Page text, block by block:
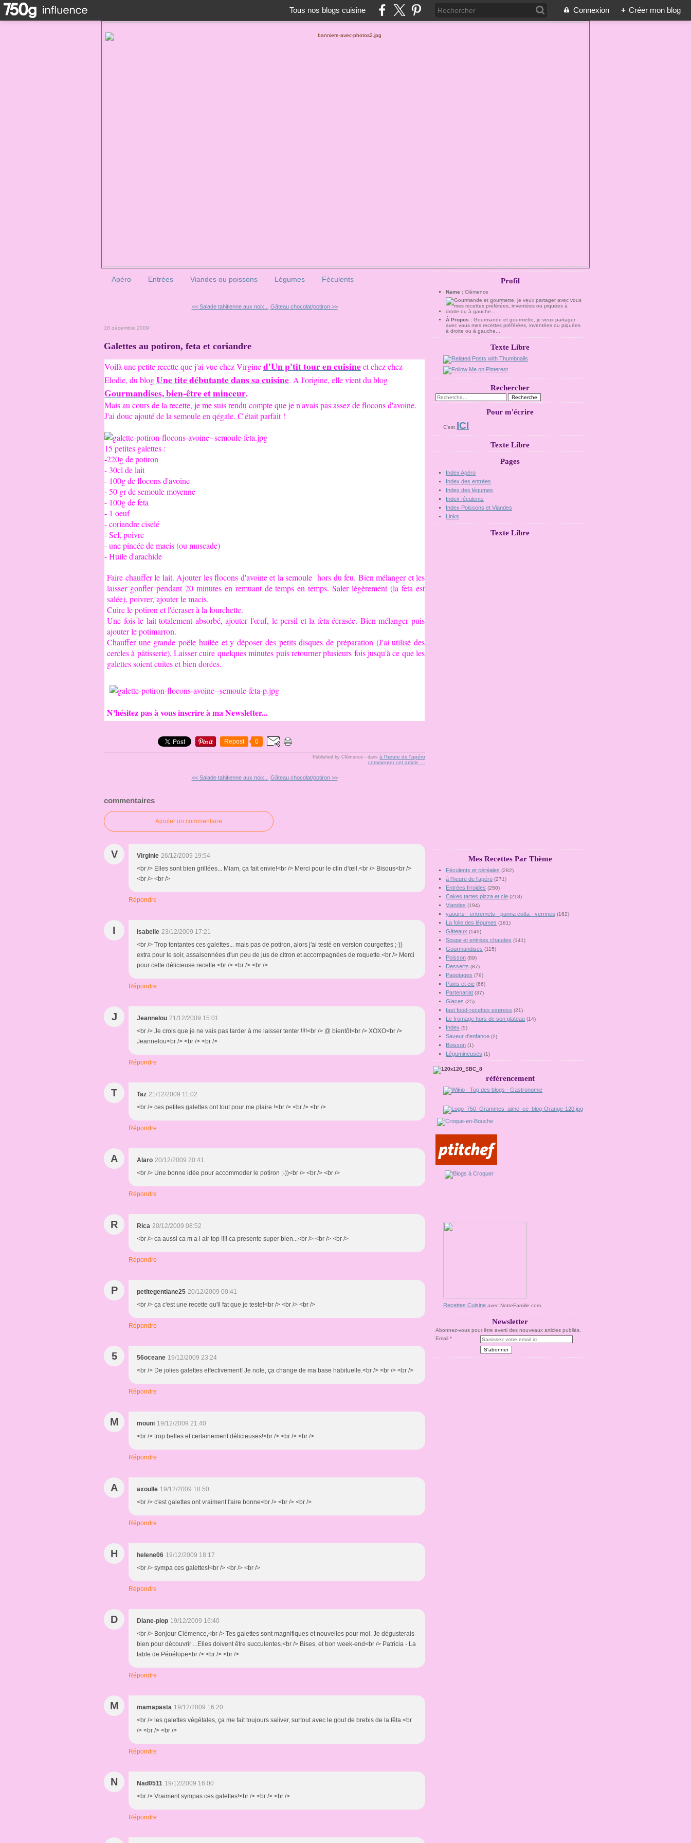
Tous nos blogs cuisine Connexion + Créer mon blog
Apéro Entrées Viandes ou poissons Légumes Féculents
<< Salade tahitienne aux noix... Gâteau chocolat/potiron >>
18 décembre 2009
Galettes au potiron, feta et coriandre
Voilà une petite recette que j'ai vue chez Virgined'Un p'tit tour en cuisineetchez chez
Elodie, du blogUne tite débutante dans sa cuisine. A l'origine, elle vient du blog
Gourmandises, bien-être et minceur.
Mais au cours de la recette, je me suis rendu compte que je n'avais pas assez de flocons d'avoine.
J'ai douc ajouté de la semoule en qégale. C'était parfait !
15 petites galettes :
-220g de potiron
- 30cl de lait
- 100g de flocons d'avoine
- 50 gr de semoule moyenne
- 100g de feta
- 1 oeuf
- coriandre ciselé
- Sel, poivre
- une pincée de macis (ou muscade)
- Huile d'arachide
Faire chauffer le lait. Ajouter les flocons d'avoine et la semoule hors du feu. Bien mélanger et les
laisser gonfler pendant 20 minutes en remuant de temps en temps. Saler légèrement (la feta est
salée), poivrer, ajouter le macis.
Cuire le potiron et l'écraser à la fourchette.
Une fois le lait totalement absorbé, ajouter l'œuf, le persil et la feta écrasée. Bien mélanger puis
ajouter le potimarron.
Chauffer une grande poêle huilée et y déposer des petits disques de préparation (J'ai utilisé des
cercles à pâtisserie). Laisser cuire quelques minutes puis retourner plusieurs fois jusqu'à ce que les
galettes soient cuites et bien dorées.
N'hésitez pas à vous inscrire à ma Newsletter...
Repost 0
Published by Clémence - dans à l'heure de l'apéro
commenter cet article
<< Salade tahitienne aux noix... Gâteau chocolat/potiron >>
commentaires
Ajouter un commentaire
V Virginie 26/12/2009 19:54
<br /> Elles sont bien grillées... Miam, ça fait envie!<br /> Merci pour le clin d'œil.<br /> Bisous<br />
<br /> <br />
Répondre
I Isabelle 23/12/2009 17:21
<br /> Trop tentantes ces galettes... mais pas de potiron, alors j'ai testé en version courgettes ;-))
extra pour le soir, assaisonnées d'un peu de jus de citron et accompagnées de roquette.<br /> Merci
pour cette délicieuse recette.<br /> <br /> <br />
Répondre
J Jeannelou 21/12/2009 15:01
<br /> Je crois que je ne vais pas tarder à me laisser tenter !!!!<br /> @ bientôt<br /> XOXO<br />
Jeannelou<br /> <br /> <br />
Répondre
T Taz 21/12/2009 11:02
<br /> ces petites galettes ont tout pour me plaire !<br /> <br /> <br />
Répondre
A Alaro 20/12/2009 20:41
<br /> Une bonne idée pour accommoder le potiron ;-))<br /> <br /> <br />
Répondre
R Rica 20/12/2009 08:52
<br /> ca aussi ca m a l air top !!!! ca presente super bien...<br /> <br /> <br />
Répondre
P petitegentiane25 20/12/2009 00:41
<br /> ça c'est une recette qu'il fat que je teste!<br /> <br /> <br />
Répondre
5 56oceane 19/12/2009 23:24
<br /> De jolies galettes effectivement! Je note, ça change de ma base habituelle.<br /> <br /> <br />
Répondre
M mouni 19/12/2009 21:40
<br /> trop belles et certainement délicieuses!<br /> <br /> <br />
Répondre
A axoulle 19/12/2009 18:50
<br /> c'est galettes ont vraiment l'aire bonne<br /> <br /> <br />
Répondre
H helene06 19/12/2009 18:17
<br /> sympa ces galettes!<br /> <br /> <br />
Répondre
D Diane-plop 19/12/2009 16:40
<br /> Bonjour Clémence,<br /> Tes galettes sont magnifiques et nouvelles pour moi. Je dégusterais
bien pour découvrir ...Elles doivent être succulentes.<br /> Bises, et bon week-end<br /> Patricia - La
table de Pénélope<br /> <br /> <br />
Répondre
M mamapasta 19/12/2009 16:20
<br /> les galettes végétales, ça me fait toujours saliver, surtout avec le gout de brebis de la fêta.<br
/> <br /> <br />
Répondre
N Nad0511 19/12/2009 16:00
<br /> Vraiment sympas ces galettes!<br /> <br /> <br />
Répondre
Profil
Name : Clémence
À Propos : Gourmande et gourmette, je veux partager
avec vous mes recettes préférées, inventées ou piquées
à droite ou à gauche...
Texte Libre
Rechercher
Pour m'écrire
C'est ICI
Texte Libre
Pages
Index Apéro
Index des entrées
Index des légumes
Index féculents
Index Poissons et Viandes
Links
Texte Libre
Mes Recettes Par Thème
Féculents et céréales (282)
à l'heure de l'apéro (271)
Entrées frroides (250)
Cakes tartes pizza et cie (218)
Viandes (194)
yaourts - entremets - panna cotta - verrines (162)
La folie des légumes (161)
Gâteaux (149)
Soupe et entrées chaudes (141)
Gourmandises (115)
Poisson (89)
Desserts (87)
Papotages (79)
Pains et cie (66)
Partenariat (37)
Glaces (25)
fast food-recettes express (21)
Le fromage hors de son plateau (14)
Index (5)
Saveur d'enfance (2)
Boisson (1)
Légumineuses (1)
référencement
Recettes Cuisine avec NotreFamille.com
Newsletter
Abonnez-vous pour être averti des nouveaux articles publiés.
Email